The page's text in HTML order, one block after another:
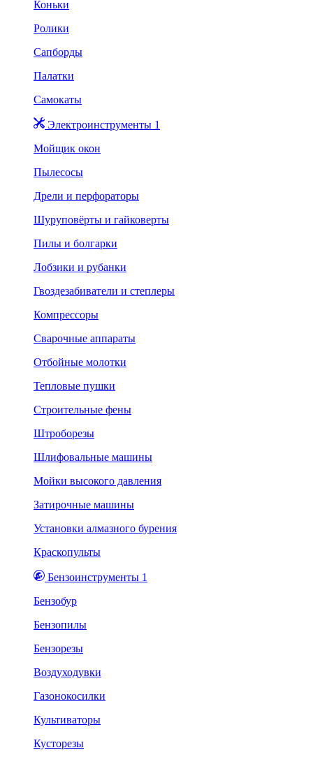
Коньки
Ролики
Сапборды
Палатки
Самокаты
Электроинструменты 1
Мойщик окон
Пылесосы
Дрели и перфораторы
Шуруповёрты и гайковерты
Пилы и болгарки
Лобзики и рубанки
Гвоздезабиватели и степлеры
Компрессоры
Сварочные аппараты
Отбойные молотки
Тепловые пушки
Строительные фены
Штроборезы
Шлифовальные машины
Мойки высокого давления
Затирочные машины
Установки алмазного бурения
Краскопульты
Бензоинструменты 1
Бензобур
Бензопилы
Бензорезы
Воздуходувки
Газонокосилки
Культиваторы
Кусторезы